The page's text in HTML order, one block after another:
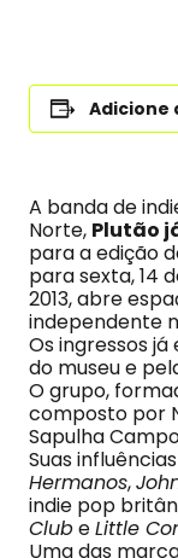
Adicione
A banda de
Norte, Plutão
para a edição
para sexta, 14
2013, abre
independente
Os ingressos
do museu e
O grupo,
composto por
Sapulha
Suas
Hermanos,
indie pop
ClubeLittle
Uma das